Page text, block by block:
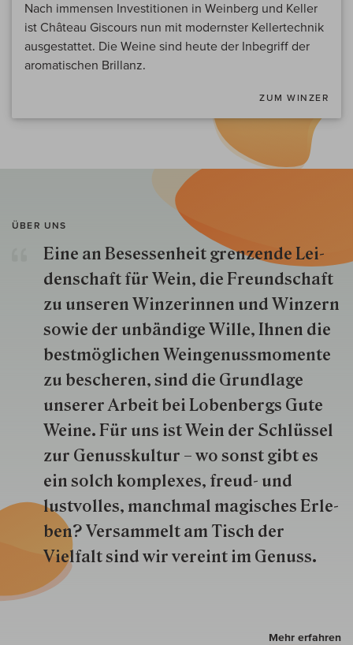
Nach immensen Investitionen in Weinberg und Keller
ist Château Giscours nun mit modernster Kellertechnik
ausgestattet. Die Weine sind heute der Inbegriff der
aromatischen Brillanz.
ZUM WINZER
ÜBER UNS
Eine an Besessenheit gren­zende Lei­
den­schaft für Wein, die Freund­schaft
zu unseren Win­zer­innen und Win­zern
so­wie der un­bän­dige Wille, Ihnen die
best­mög­lich­en Wein­genuss­momente
zu besche­ren, sind die Grund­lage
unserer Arbeit bei Lobenbergs Gute
Weine. Für uns ist Wein der Schlüs­sel
zur Genuss­kultur – wo sonst gibt es
ein solch kom­plexes, freud- und
lustvolles, manchmal ma­gisch­es Er­le­
ben? Versammelt am Tisch der
Vielfalt sind wir ver­eint im Genuss.
Mehr erfahren